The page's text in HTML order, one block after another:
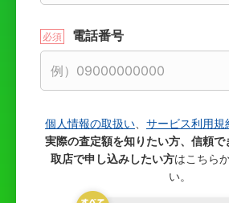
電話番号
個人情報の取扱い サービス利用規
実際の査定額を知りたい方、信頼
取店で申し込みしたい方はこちら
い。